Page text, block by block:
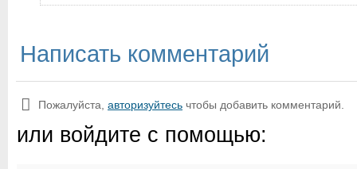
Написать комментарий
Пожалуйста, авторизуйтесь чтобы добавить комментарий.
или войдите с помощью: